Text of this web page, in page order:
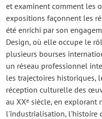
et examinent comment les
expositions façonnent les
été enrichi par son
Design, où elle occupe le
plusieurs bourses
un réseau professionnel
les trajectoires historiques,
réception culturelle des
au XXᵉ siècle, en explorant
l'industrialisation, l'histoire